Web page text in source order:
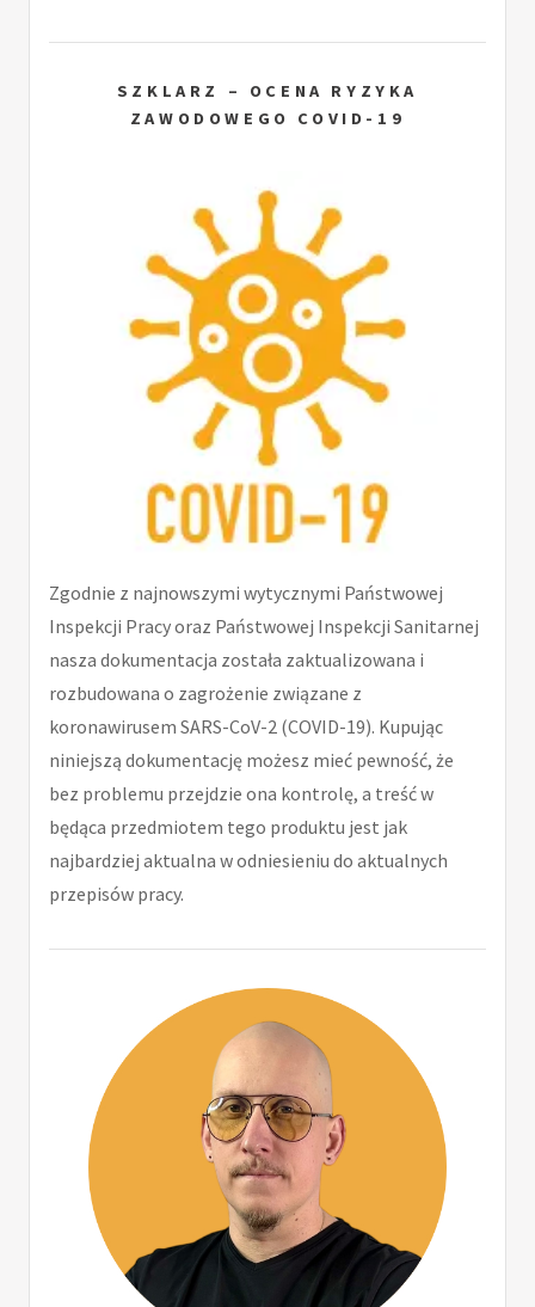
SZKLARZ – OCENA RYZYKA
ZAWODOWEGO COVID-19
Zgodnie z najnowszymi wytycznymi Państwowej
Inspekcji Pracy oraz Państwowej Inspekcji Sanitarnej
nasza dokumentacja została zaktualizowana i
rozbudowana o zagrożenie związane z
koronawirusem SARS-CoV-2 (COVID-19). Kupując
niniejszą dokumentację możesz mieć pewność, że
bez problemu przejdzie ona kontrolę, a treść w
będąca przedmiotem tego produktu jest jak
najbardziej aktualna w odniesieniu do aktualnych
przepisów pracy.